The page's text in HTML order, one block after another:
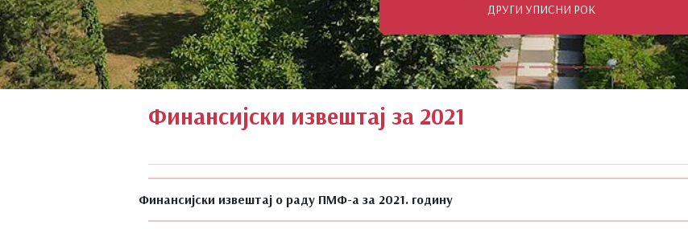
ДРУГИ УПИСНИ РОК
Финансијски извештај за 2021
Финансијски извештај о раду ПМФ-а за 2021. годину